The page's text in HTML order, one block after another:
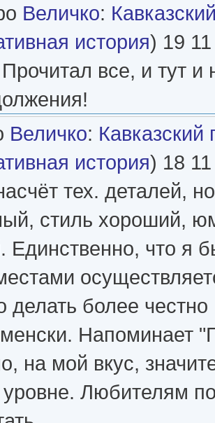
Величко:
история) 19 11
все, и тут
Величко: Кавказский
история) 18 11
тех. деталей,
стиль хороший,
Единственно, что я
делать более честно
Напоминает
на мой вкус,
Любителям